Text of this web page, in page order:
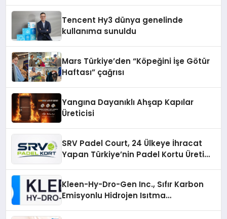
Tencent Hy3 dünya genelinde
kullanıma sunuldu
Mars Türkiye’den “Köpeğini İşe Götür
Haftası” çağrısı
Yangına Dayanıklı Ahşap Kapılar
Üreticisi
SRV Padel Court, 24 Ülkeye İhracat
Yapan Türkiye’nin Padel Kortu Üretim
Kleen-Hy-Dro-Gen Inc., Sıfır Karbon
Emisyonlu Hidrojen Isıtma